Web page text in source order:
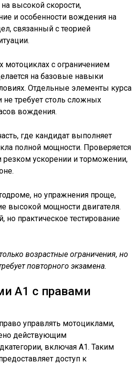
высокой скорости,
и особенности вождения на
связанный с теорией
мотоциклах с ограничением
на базовые навыки
Отдельные элементы курса
требует столь сложных
вождения.
где кандидат выполняет
полной мощности. Проверяется
резком ускорении и торможении,
но упражнения проще,
высокой мощности двигателя.
но практическое тестирование
возрастные ограничения, но
повторного экзамена.
А1 с правами
управлять мотоциклами,
действующим
включая А1. Таким
доступ к